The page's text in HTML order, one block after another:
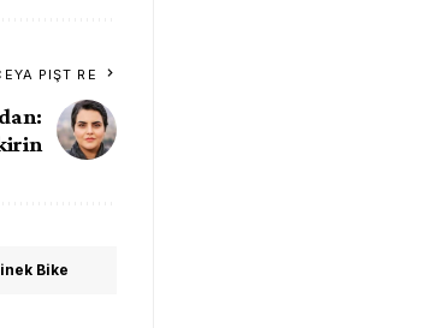
PIŞT RE
Bike